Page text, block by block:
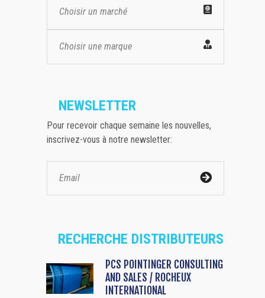
Choisir un marché
Choisir une marque
NEWSLETTER
Pour recevoir chaque semaine les nouvelles,
inscrivez-vous à notre newsletter:
RECHERCHE DISTRIBUTEURS
PCS POINTINGER CONSULTING
AND SALES / ROCHEUX
INTERNATIONAL